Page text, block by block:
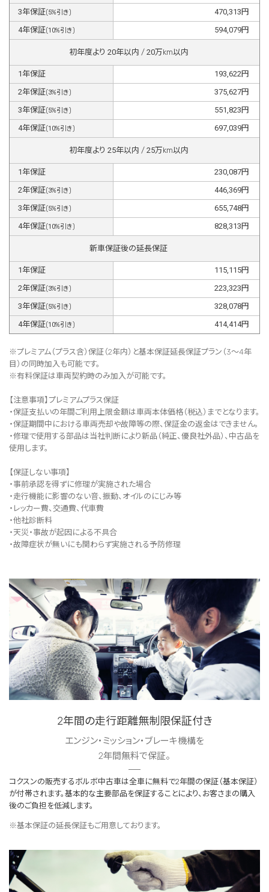
3年保証(5%引き) 470,313 円
4年保証(10%引き) 594,079円
初年度より 20年以内 / 20万km以内
1年保証 193,622円
2年保証(3%引き) 375,627円
3年保証(5%引き) 551,823 円
4年保証(10%引き) 697,039円
初年度より 25年以内 / 25万km以内
1年保証 230,087円
2年保証(3%引き) 446,369円
3年保証(5%引き) 655,748円
4年保証(10%引き) 828,313 円
新車保証後の延長保証
1年保証 115,115円
2年保証(3%引き) 223,323 円
3年保証(5%引き) 328,078円
4年保証(10%引き) 414,414円
※プレミアム（プラス含）保証（2年内）と基本保証延長保証プラン（3～4年
目）の同時加入も可能です。
※有料保証は⾞両契約時のみ加⼊が可能です。
【注意事項】プレミアムプラス保証
・保証支払いの年間ご利用上限金額は車両本体価格（税込）までとなります。
・保証期間中における車両売却や故障等の際、保証金の返金はできません。
・修理で使用する部品は当社判断により新品（純正、優良社外品）、中古品を
使用します。
【保証しない事項】
・事前承認を得ずに修理が実施された場合
・走行機能に影響のない音、振動、オイルのにじみ等
・レッカー費、交通費、代車費
・他社診断料
・天災・事故が起因による不具合
・故障症状が無いにも関わらず実施される予防修理
2年間の走行距離無制限保証付き
エンジン・ミッション・ブレーキ機構を
2年間無料で保証。
コクスンの販売するボルボ中古車は全車に無料で2年間の保証（基本保証）
が付帯されます。基本的な主要部品を保証することにより、お客さまの購入
後のご負担を低減します。
※基本保証の延長保証もご用意しております。